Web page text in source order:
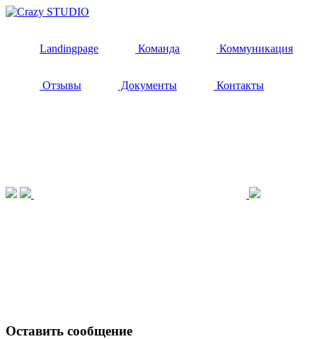
Landingpage Команда Коммуникация
Отзывы Документы Контакты
Оставить сообщение